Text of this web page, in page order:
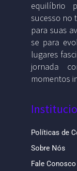
equilíbrio
sucesso no
para suas
se para
lugares
jornada
momentos
Políticas de
Sobre Nós
Fale Conosco